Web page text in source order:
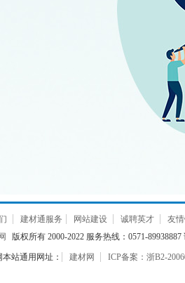
建材通服务 网站建设 诚聘英才 友
版权所有 2000-2022 服务热线：0571-
站通用网址： 建材网 ICP备案：浙B2-